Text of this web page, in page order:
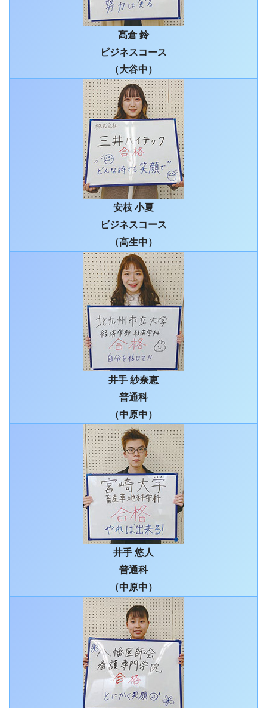
髙倉 鈴
ビジネスコース
（大谷中）
安枝 小夏
ビジネスコース
（高生中）
井手 紗奈恵
普通科
（中原中）
井手 悠人
普通科
（中原中）